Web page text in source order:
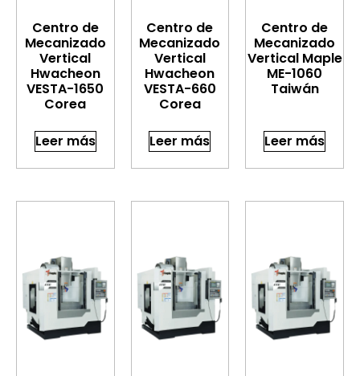
Centro de
Mecanizado
Vertical
Hwacheon
VESTA-1650
Corea
Leer más
Centro de
Mecanizado
Vertical
Hwacheon
VESTA-660
Corea
Leer más
Centro de
Mecanizado
Vertical Maple
ME-1060
Taiwán
Leer más